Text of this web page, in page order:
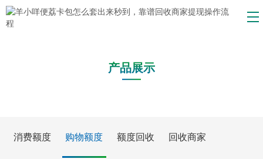
产品展示
消费额度 购物额度 额度回收 回收商家